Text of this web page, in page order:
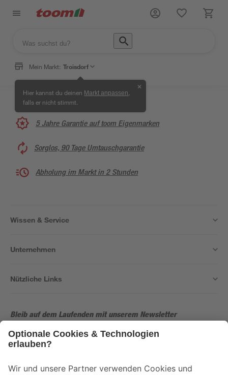
Mein Markt: Troisdorf
Hier kannst du deinen Markt anpassen
falls er nicht stimmt.
✕
5 Jahre Garantie auf toom Eigenmarken
Sorglos, 90 Tage Umtauschgarantie
Abholung im Markt in 2 Stunden
Wissen & Service
Unternehmen
Nützliche Links
Bleib auf dem Laufenden mit unserem Newsletter
Der toom Newsletter: Keine Angebote und Aktionen mehr verpassen!